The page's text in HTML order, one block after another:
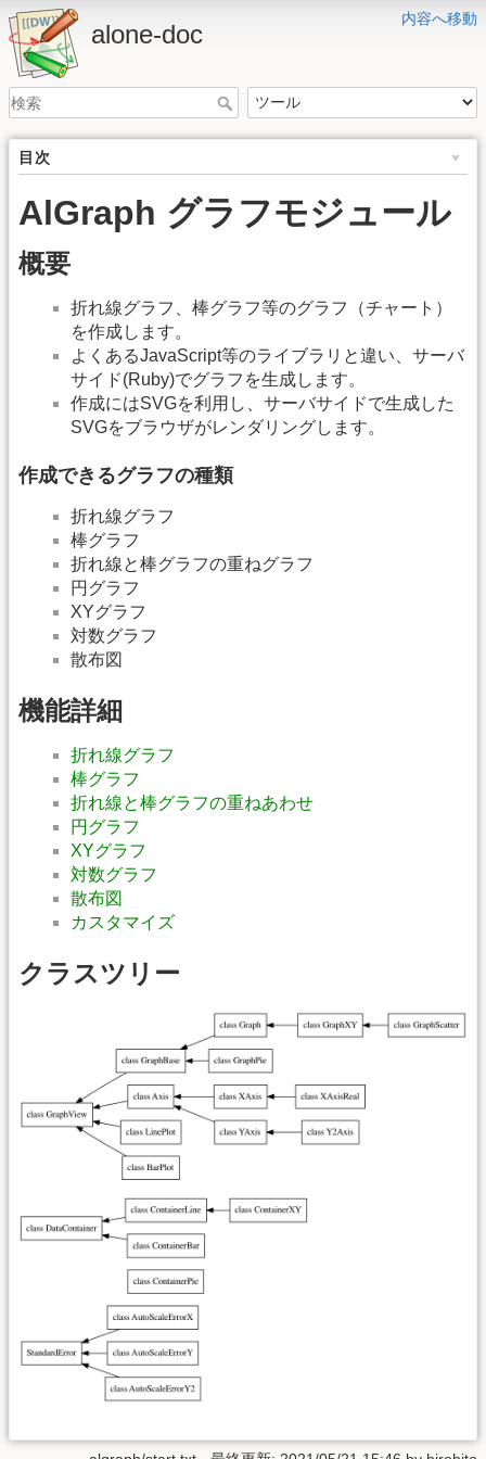
内容へ移動
alone-doc
目次
AlGraph グラフモジュール
概要
折れ線グラフ、棒グラフ等のグラフ（チャート）
を作成します。
よくあるJavaScript等のライブラリと違い、サーバ
サイド(Ruby)でグラフを生成します。
作成にはSVGを利用し、サーバサイドで生成した
SVGをブラウザがレンダリングします。
作成できるグラフの種類
折れ線グラフ
棒グラフ
折れ線と棒グラフの重ねグラフ
円グラフ
XYグラフ
対数グラフ
散布図
機能詳細
折れ線グラフ
棒グラフ
折れ線と棒グラフの重ねあわせ
円グラフ
XYグラフ
対数グラフ
散布図
カスタマイズ
クラスツリー